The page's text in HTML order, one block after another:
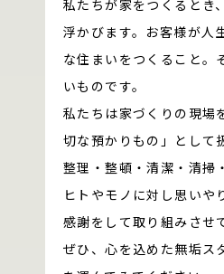
私たちが家をつくるとき
浮かびます。お客様が人
な住まいをつくること。
いものです。
私たちは家づくりの現場
切な預かりもの」として
整理・整頓・清潔・清掃
ヒトやモノに対し思いや
感謝をして取り組みさせ
ぜひ、心を込めた無垢ス